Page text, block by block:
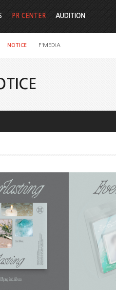
PR CENTER
NOTICE F'MEDIA
AUDITION